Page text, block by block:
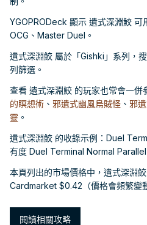
YGOPRODeck 顯示 遺式深淵鮫 可
OCG、Master Duel。
遺式深淵鮫 屬於「Gishki」系列，
列篩選。
查看 遺式深淵鮫 的玩家也常會一併
的瞑想術 、 邪遺式幽風烏賊怪 、 邪
靈 。
遺式深淵鮫 的收錄示例：Duel
有度 Duel Terminal Normal Parallel
本頁列出的市場價格中，遺式深淵
Cardmarket $0.42（價格會頻繁變
閱讀相關攻略